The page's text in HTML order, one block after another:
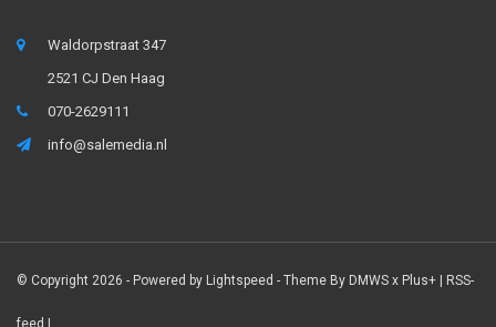
Waldorpstraat 347
2521 CJ Den Haag
070-2629111
info@salemedia.nl
© Copyright 2026 - Powered by Lightspeed - Theme By DMWS x Plus+ | RSS-
feed |